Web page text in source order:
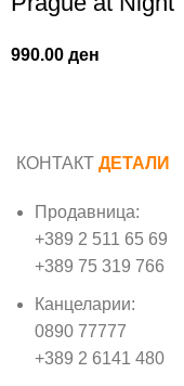
990.00ден
КОНТАКТ ДЕТАЛИ
Продавница:
+389 2 511 65 69
+389 75 319 766
Канцеларии:
0890 77777
+389 2 6141 480